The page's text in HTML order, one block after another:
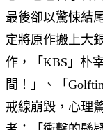
最後卻以驚悚結
定將原作搬上大
作，「KBS」朴
間！」、「
戒線崩毀，心理